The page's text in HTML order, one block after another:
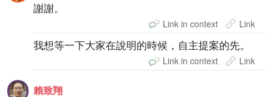
謝謝。
Link in context Link
我想等一下大家在說明的時候，自主提案的先。
Link in context Link
賴致翔